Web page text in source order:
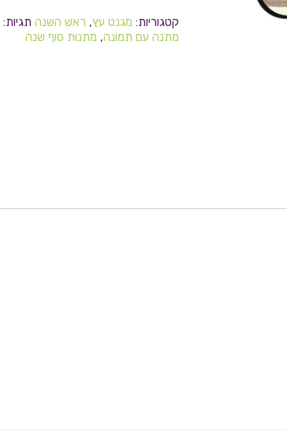
קטגוריות: מגנט עץ, ראש השנה תגיות:
מתנה עם תמונה, מתנות סוף שנה